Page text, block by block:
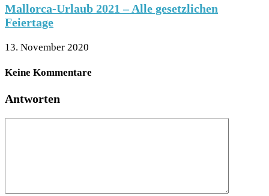
Mallorca-Urlaub 2021 – Alle gesetzlichen
Feiertage
13. November 2020
Keine Kommentare
Antworten